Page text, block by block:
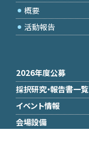
概要
活動報告
2026年度公募
採択研究・報告書一覧
イベント情報
会場設備